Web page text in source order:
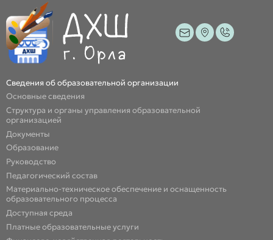
Сведения об образовательной организации
Основные сведения
Структура и органы управления образовательной
организацией
Документы
Образование
Руководство
Педагогический состав
Материально-техническое обеспечение и оснащенность
образовательного процесса
Доступная среда
Платные образовательные услуги